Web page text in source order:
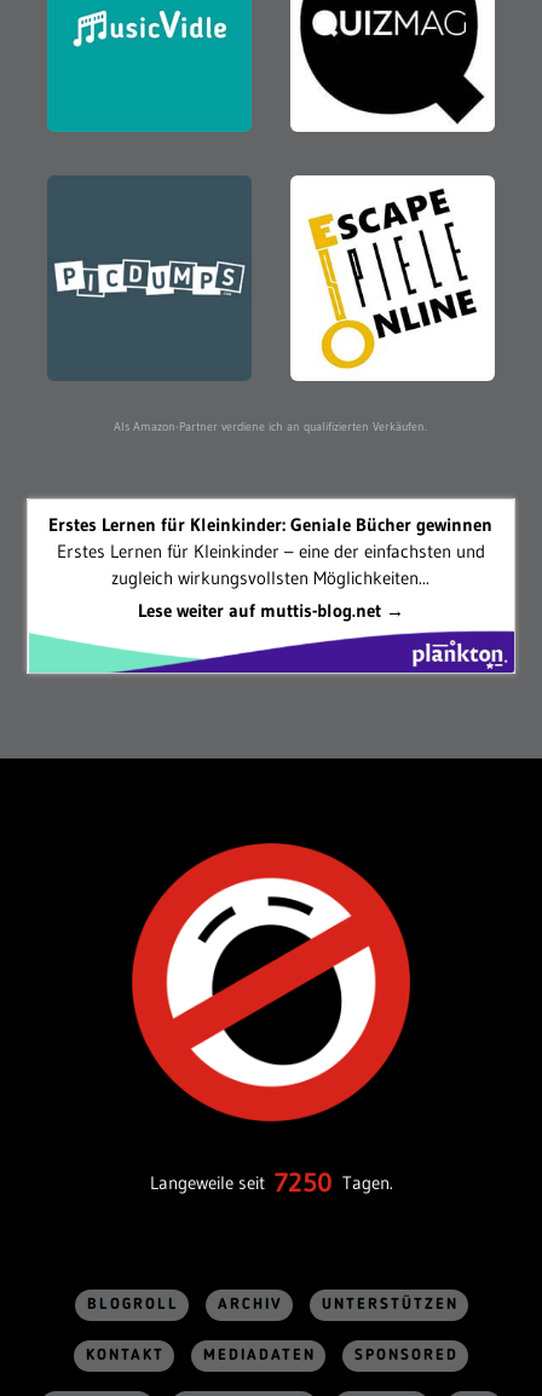
Als Amazon-Partner verdiene ich an qualifizierten Verkäufen.
Erstes Lernen für Kleinkinder: Geniale Bücher gewinnen
Erstes Lernen für Kleinkinder – eine der einfachsten und
zugleich wirkungsvollsten Möglichkeiten...
Lese weiter auf muttis-blog.net →
Langeweile seit 7250 Tagen.
BLOGROLL ARCHIV UNTERSTÜTZEN
KONTAKT MEDIADATEN SPONSORED